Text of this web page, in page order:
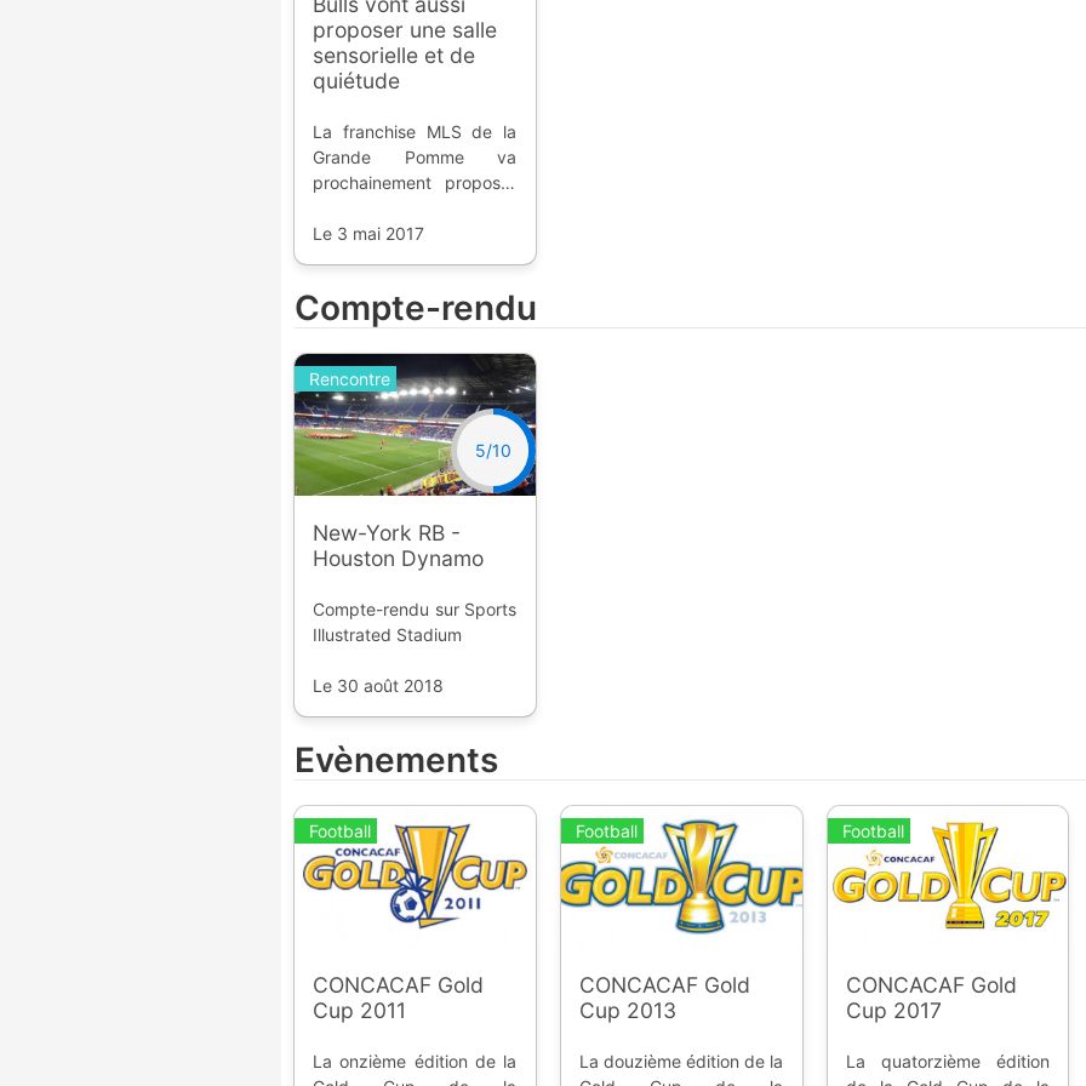
proposer une salle
sensorielle et de
quiétude
La franchise MLS de la
Grande Pomme va
prochainement proposer
fans sensibles aux bruits
marche.
Le 3 mai 2017
Compte-rendu
5/10
Rencontre
New-York RB -
Houston Dynamo
Compte-rendu sur Sports
Illustrated Stadium
Le 30 août 2018
Evènements
Football
CONCACAF Gold
Cup 2011
La onzième édition de la
Football
CONCACAF Gold
Cup 2013
La douzième édition de la
Football
CONCACAF Gold
Cup 2017
La quatorzième édition